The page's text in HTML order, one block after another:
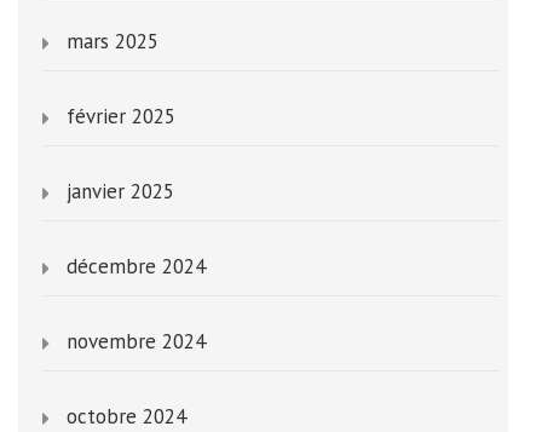
mars 2025
février 2025
janvier 2025
décembre 2024
novembre 2024
octobre 2024